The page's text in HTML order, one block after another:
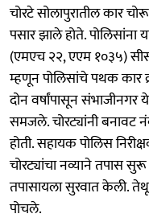
चोरटे सोलापुरातील कार
पसार झाले होते. पोलिसांना
(एमएच २२, एएम १०३५)
म्हणून पोलिसांचे पथक कार
दोन वर्षांपासून
समजले. चोरट्यांनी बनावट
होती. सहायक पोलिस
चोरट्यांचा नव्याने तपास
तपासायला सुरवात केली.
पोचले.